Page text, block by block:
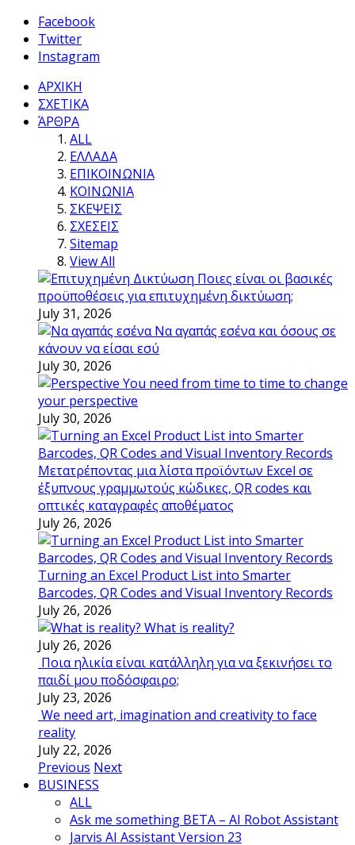
Facebook
Twitter
Instagram
ΑΡΧΙΚΗ
ΣΧΕΤΙΚΑ
ΆΡΘΡΑ
ALL
ΕΛΛΑΔΑ
ΕΠΙΚΟΙΝΩΝΙΑ
ΚΟΙΝΩΝΙΑ
ΣΚΕΨΕΙΣ
ΣΧΕΣΕΙΣ
Sitemap
View All
Ποιες είναι οι βασικές
προϋποθέσεις για επιτυχημένη δικτύωση;
July 31, 2026
Να αγαπάς εσένα και όσους σε
κάνουν να είσαι εσύ
July 30, 2026
You need from time to time to change
your perspective
July 30, 2026
Μετατρέποντας μια λίστα προϊόντων Excel σε
έξυπνους γραμμωτούς κώδικες, QR codes και
οπτικές καταγραφές αποθέματος
July 26, 2026
Turning an Excel Product List into Smarter
Barcodes, QR Codes and Visual Inventory Records
July 26, 2026
What is reality?
July 26, 2026
Ποια ηλικία είναι κατάλληλη για να ξεκινήσει το
παιδί μου ποδόσφαιρο;
July 23, 2026
We need art, imagination and creativity to face
reality
July 22, 2026
Previous Next
BUSINESS
ALL
Ask me something BETA – AI Robot Assistant
Jarvis AI Assistant Version 23